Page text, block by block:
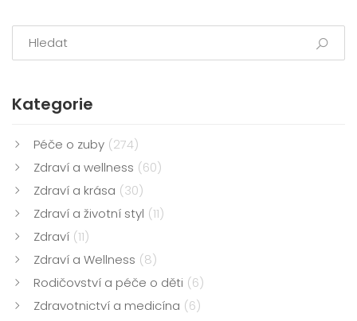
Kategorie
Péče o zuby (274)
Zdraví a wellness (60)
Zdraví a krása (30)
Zdraví a životní styl (11)
Zdraví (11)
Zdraví a Wellness (8)
Rodičovství a péče o děti (6)
Zdravotnictví a medicína (6)